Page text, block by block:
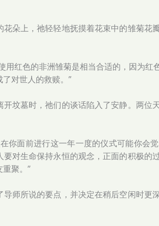
朵上，祂轻轻地抚摸着花束中的雏菊花
用红色的非洲雏菊是相当合适的，因为
对世人的救赎。”
坟墓时，祂们的谈话陷入了安静。两位
你面前进行这一年一度的仪式可能你会
对生命保持永恒的观念，正面的积极的
聚。”
师所说的要点，并决定在稍后空闲时更